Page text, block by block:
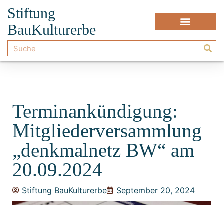
Stiftung
BauKulturerbe
Terminankündigung:
Mitgliederversammlung
„denkmalnetz BW“ am
20.09.2024
Stiftung BauKulturerbe September 20, 2024